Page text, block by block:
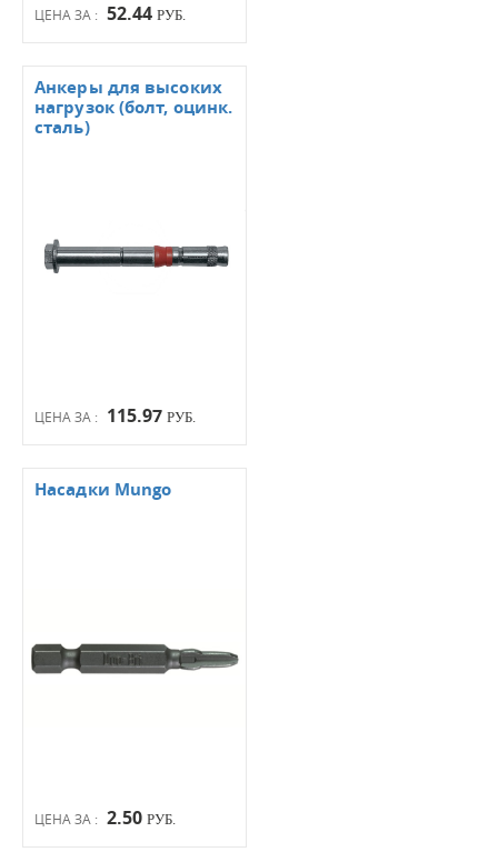
ЦЕНА ЗА : 52.44 РУБ.
ЦЕНА ЗА : 115.97 РУБ.
Анкеры для высоких
нагрузок (болт, оцинк.
сталь)
ЦЕНА ЗА : 2.50 РУБ.
Насадки Mungo